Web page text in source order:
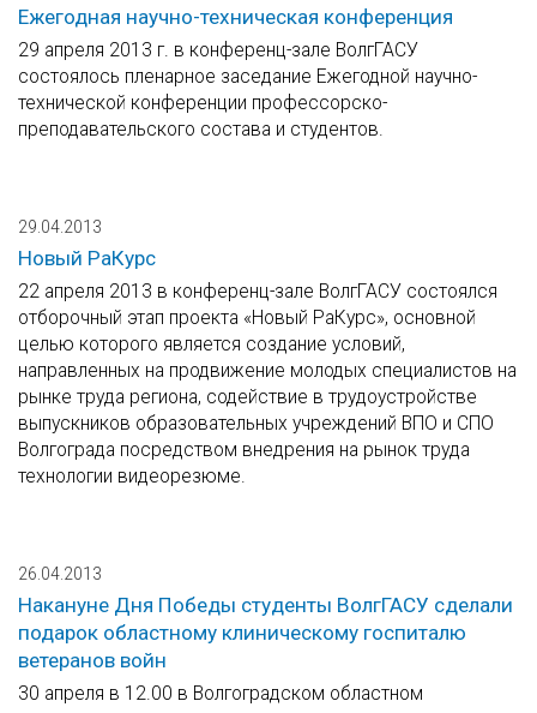
Ежегодная научно-техническая конференция
29 апреля 2013 г. в конференц-зале ВолгГАСУ
состоялось пленарное заседание Ежегодной научно-
технической конференции профессорско-
преподавательского состава и студентов.
29.04.2013
Новый РаКурс
22 апреля 2013 в конференц-зале ВолгГАСУ состоялся
отборочный этап проекта «Новый РаКурс», основной
целью которого является создание условий,
направленных на продвижение молодых специалистов на
рынке труда региона, содействие в трудоустройстве
выпускников образовательных учреждений ВПО и СПО
Волгограда посредством внедрения на рынок труда
технологии видеорезюме.
26.04.2013
Накануне Дня Победы студенты ВолгГАСУ сделали
подарок областному клиническому госпиталю
ветеранов войн
30 апреля в 12.00 в Волгоградском областном